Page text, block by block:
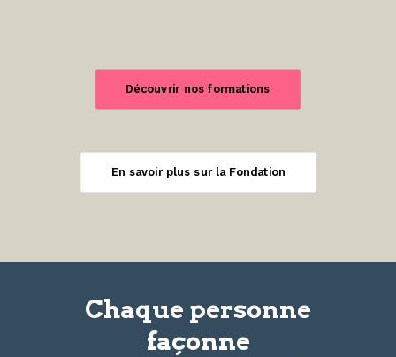
Découvrir nos formations
En savoir plus sur la Fondation
Chaque personne
façonne